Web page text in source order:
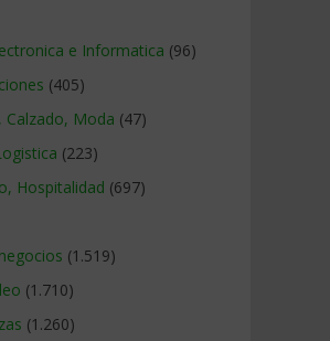
e Informatica (96)
(405)
Calzado, Moda (47)
(223)
Hospitalidad (697)
(1.519)
(1.710)
(1.260)